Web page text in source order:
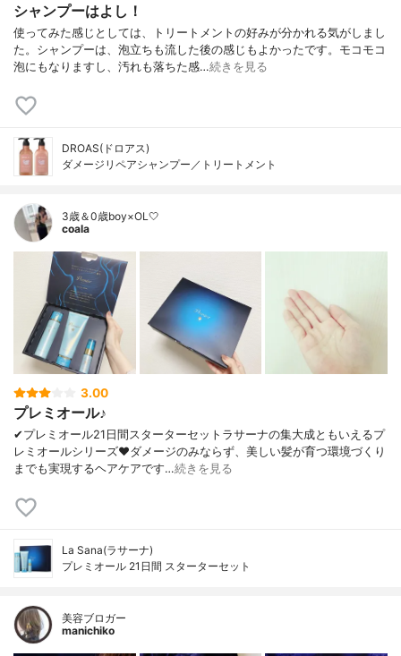
シャンプーはよし！
使ってみた感じとしては、トリートメントの好みが分かれる気がしまし
た。シャンプーは、泡立ちも流した後の感じもよかったです。モコモコ
泡にもなりますし、汚れも落ちた感…続きを見る
DROAS(ドロアス)
ダメージリペアシャンプー／トリートメント
3歳＆0歳boy×OL🤍
coala
3.00
プレミオール♪
✔︎プレミオール21日間スターターセットラサーナの集大成ともいえるプ
レミオールシリーズ❤︎ダメージのみならず、美しい髪が育つ環境づくり
までも実現するヘアケアです…続きを見る
La Sana(ラサーナ)
プレミオール 21日間 スターターセット
美容ブロガー
manichiko